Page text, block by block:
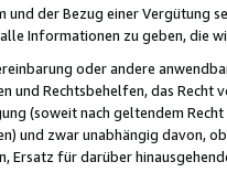
und der Bezug einer Vergütung
Informationen zu geben, die
oder andere
und Rechtsbehelfen, das
(soweit nach geltendem
und zwar unabhängig davon,
Ersatz für darüber